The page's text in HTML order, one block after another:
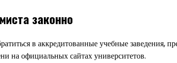
законно
в аккредитованные учебные
на официальных сайтах университетов.